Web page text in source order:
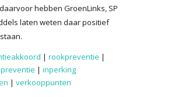
daarvoor hebben GroenLinks, SP
laten weten daar positief
| rookpreventie |
preventie | inperking
| verkooppunten